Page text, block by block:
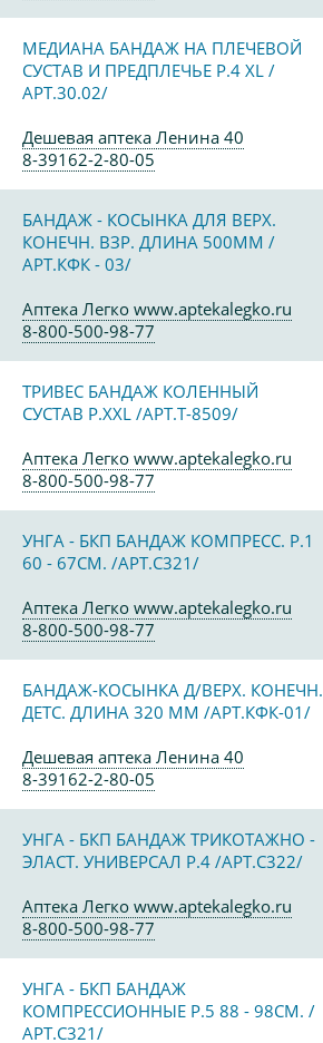
МЕДИАНА БАНДАЖ НА ПЛЕЧЕВОЙ
СУСТАВ И ПРЕДПЛЕЧЬЕ Р.4 XL /
АРТ.30.02/
Дешевая аптека Ленина 40
8-39162-2-80-05
БАНДАЖ - КОСЫНКА ДЛЯ ВЕРХ.
КОНЕЧН. ВЗР. ДЛИНА 500ММ /
АРТ.КФК - 03/
Аптека Легко www.aptekalegko.ru
8-800-500-98-77
ТРИВЕС БАНДАЖ КОЛЕННЫЙ
СУСТАВ Р.ХXL /АРТ.Т-8509/
Аптека Легко www.aptekalegko.ru
8-800-500-98-77
УНГА - БКП БАНДАЖ КОМПРЕСС. Р.1
60 - 67СМ. /АРТ.С321/
Аптека Легко www.aptekalegko.ru
8-800-500-98-77
БАНДАЖ-КОСЫНКА Д/ВЕРХ. КОНЕЧН.
ДЕТС. ДЛИНА 320 ММ /АРТ.КФК-01/
Дешевая аптека Ленина 40
8-39162-2-80-05
УНГА - БКП БАНДАЖ ТРИКОТАЖНО -
ЭЛАСТ. УНИВЕРСАЛ Р.4 /АРТ.С322/
Аптека Легко www.aptekalegko.ru
8-800-500-98-77
УНГА - БКП БАНДАЖ
КОМПРЕССИОННЫЕ Р.5 88 - 98СМ. /
АРТ.С321/